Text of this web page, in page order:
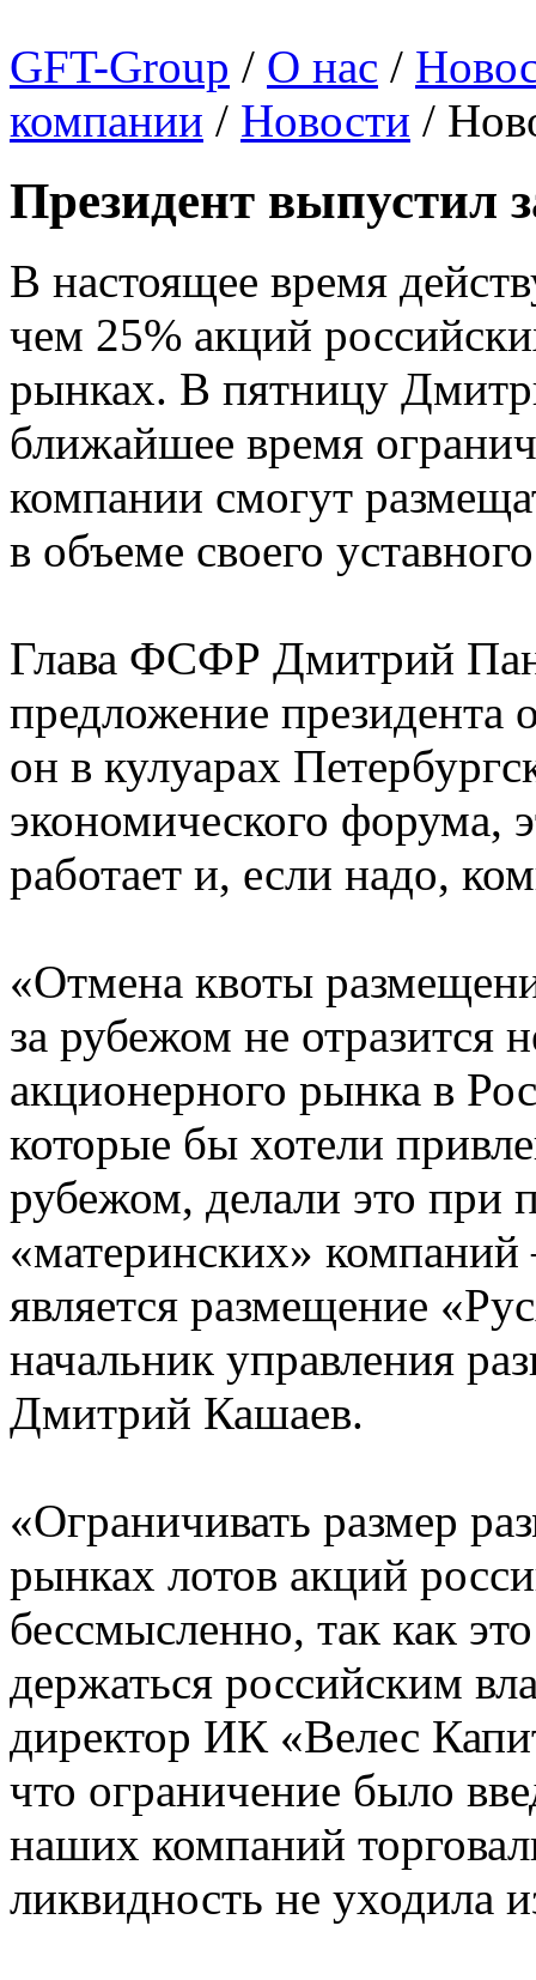
GFT-Group / О нас /
компании / Новости /
Президент выпустил
В настоящее время
чем 25% акций
рынках. В пятницу
ближайшее время
компании смогут
в объеме своего
Глава ФСФР Дмитрий
предложение президента
он в кулуарах
экономического форума,
работает и, если надо,
«Отмена квоты
за рубежом не отразится
акционерного рынка в
которые бы хотели
рубежом, делали это
«материнских»
является размещение
начальник управления
Дмитрий Кашаев.
«Ограничивать размер
рынках лотов акций
бессмысленно, так как
держаться российским
директор ИК «Велес
что ограничение было
наших компаний
ликвидность не уходила